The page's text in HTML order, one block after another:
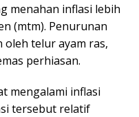
menahan inflasi lebih
(mtm). Penurunan
telur ayam ras,
perhiasan.
mengalami inflasi
tersebut relatif